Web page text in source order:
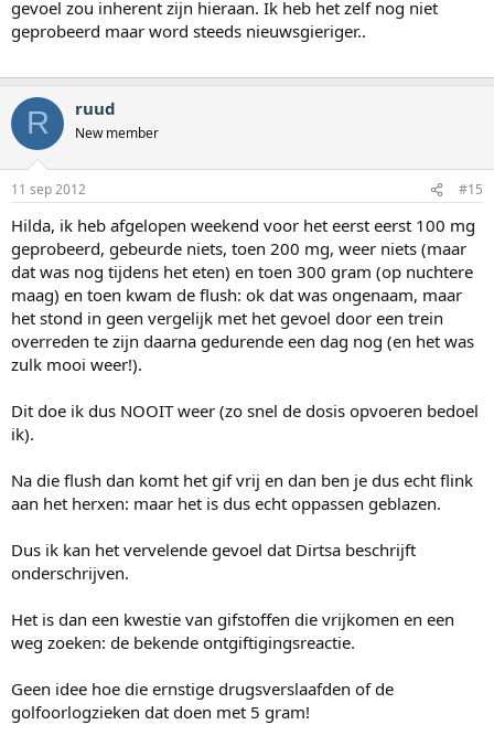
gevoel zou inherent zijn hieraan. Ik heb het zelf nog niet
geprobeerd maar word steeds nieuwsgieriger..
R ruud
New member
11 sep 2012 #15
Hilda, ik heb afgelopen weekend voor het eerst eerst 100 mg
geprobeerd, gebeurde niets, toen 200 mg, weer niets (maar
dat was nog tijdens het eten) en toen 300 gram (op nuchtere
maag) en toen kwam de flush: ok dat was ongenaam, maar
het stond in geen vergelijk met het gevoel door een trein
overreden te zijn daarna gedurende een dag nog (en het was
zulk mooi weer!).
Dit doe ik dus NOOIT weer (zo snel de dosis opvoeren bedoel
ik).
Na die flush dan komt het gif vrij en dan ben je dus echt flink
aan het herxen: maar het is dus echt oppassen geblazen.
Dus ik kan het vervelende gevoel dat Dirtsa beschrijft
onderschrijven.
Het is dan een kwestie van gifstoffen die vrijkomen en een
weg zoeken: de bekende ontgiftigingsreactie.
Geen idee hoe die ernstige drugsverslaafden of de
golfoorlogzieken dat doen met 5 gram!